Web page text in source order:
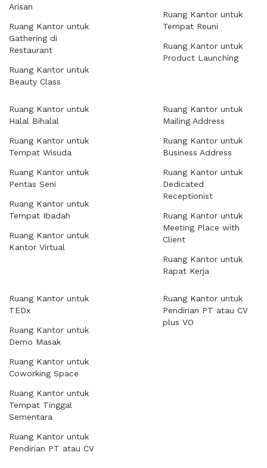
Arisan
Ruang Kantor untuk
Gathering di
Restaurant
Ruang Kantor untuk
Beauty Class
Ruang Kantor untuk
Tempat Reuni
Ruang Kantor untuk
Product Launching
Ruang Kantor untuk
Halal Bihalal
Ruang Kantor untuk
Tempat Wisuda
Ruang Kantor untuk
Pentas Seni
Ruang Kantor untuk
Tempat Ibadah
Ruang Kantor untuk
Kantor Virtual
Ruang Kantor untuk
Mailing Address
Ruang Kantor untuk
Business Address
Ruang Kantor untuk
Dedicated
Receptionist
Ruang Kantor untuk
Meeting Place with
Client
Ruang Kantor untuk
Rapat Kerja
Ruang Kantor untuk
TEDx
Ruang Kantor untuk
Demo Masak
Ruang Kantor untuk
Coworking Space
Ruang Kantor untuk
Tempat Tinggal
Sementara
Ruang Kantor untuk
Pendirian PT atau CV
Ruang Kantor untuk
Pendirian PT atau CV
plus VO